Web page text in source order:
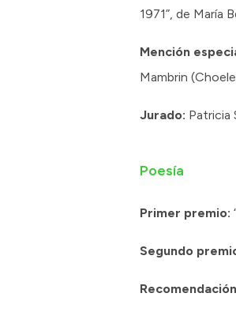
1971”, de María
Mención
Mambrin
Jurado: Patricia
Poesía
Primer premio:
Segundo